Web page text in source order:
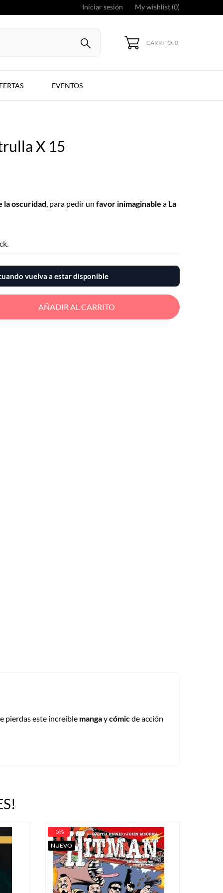
Iniciar sesión My wishlist (0)
CARRITO: 0
EVENTOS
X 15
la oscuridad, para pedir un favor inimaginable a La
vuelva a estar disponible
AÑADIR AL CARRITO
pierdas este increíble mangaycómicde acción
-5%
NUEVO